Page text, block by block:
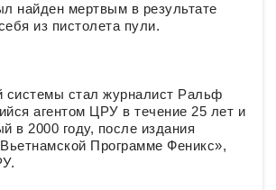
найден мертвым в результате
из пистолета пули.
системы стал журналист Ральф
агентом ЦРУ в течение 25 лет и
в 2000 году, после издания
Программе Феникс»,